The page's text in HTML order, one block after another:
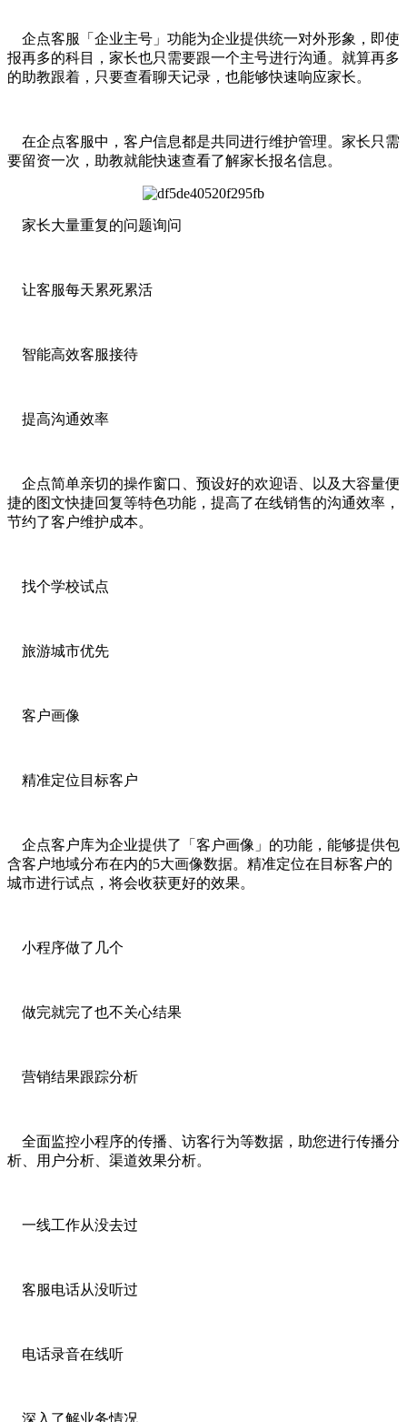
企点客服「企业主号」功能为企业提供统一对外形象，即使
报再多的科目，家长也只需要跟一个主号进行沟通。就算再多
的助教跟着，只要查看聊天记录，也能够快速响应家长。
在企点客服中，客户信息都是共同进行维护管理。家长只需
要留资一次，助教就能快速查看了解家长报名信息。
家长大量重复的问题询问
让客服每天累死累活
智能高效客服接待
提高沟通效率
企点简单亲切的操作窗口、预设好的欢迎语、以及大容量便
捷的图文快捷回复等特色功能，提高了在线销售的沟通效率，
节约了客户维护成本。
找个学校试点
旅游城市优先
客户画像
精准定位目标客户
企点客户库为企业提供了「客户画像」的功能，能够提供包
含客户地域分布在内的5大画像数据。精准定位在目标客户的
城市进行试点，将会收获更好的效果。
小程序做了几个
做完就完了也不关心结果
营销结果跟踪分析
全面监控小程序的传播、访客行为等数据，助您进行传播分
析、用户分析、渠道效果分析。
一线工作从没去过
客服电话从没听过
电话录音在线听